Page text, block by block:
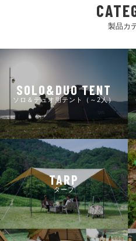
製品カ
SOLO&DUO TENT
ソロ＆デュオ用テント（～2人）
TARP
タープ